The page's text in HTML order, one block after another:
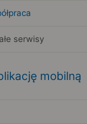
serwisy
mobilną